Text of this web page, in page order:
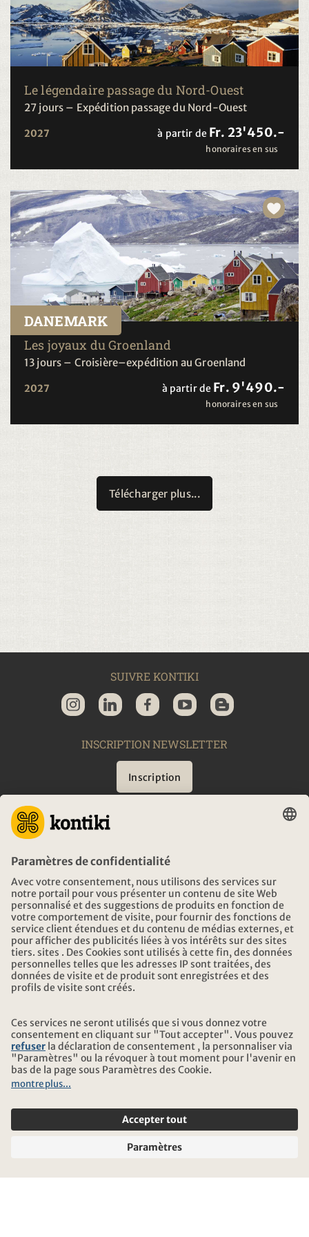
Le légendaire passage du Nord-Ouest
27 jours – Expédition passage du Nord-Ouest
2027 à partir de Fr. 23'450.-
honoraires en sus
DANEMARK
Les joyaux du Groenland
13 jours – Croisière–expédition au Groenland
2027 à partir de Fr. 9'490.-
honoraires en sus
Télécharger plus...
SUIVRE KONTIKI
INSCRIPTION NEWSLETTER
Inscription
CONSEIL
URGENCES EN VOYAGE
HEURES D'OUVERTURE KONTIKI VOYAGES
TÉLÉCHARGEMENT ET LIENS
ADRESSE
AU SUJET DE KONTIKI
CERTIFICATION
NOS PARTENAIRES
Informations légales et protection des données